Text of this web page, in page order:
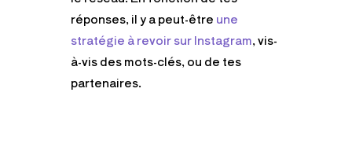
réponses, il y a peut-être une
stratégie à revoir sur Instagram, vis-
à-vis des mots-clés, ou de tes
partenaires.